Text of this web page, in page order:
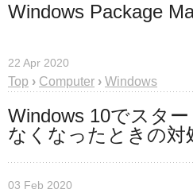
Windows Package
22 Apr 2020
Top › Computer › Windows
Windows 10でスタ
なくなったときの対
03 Feb 2020